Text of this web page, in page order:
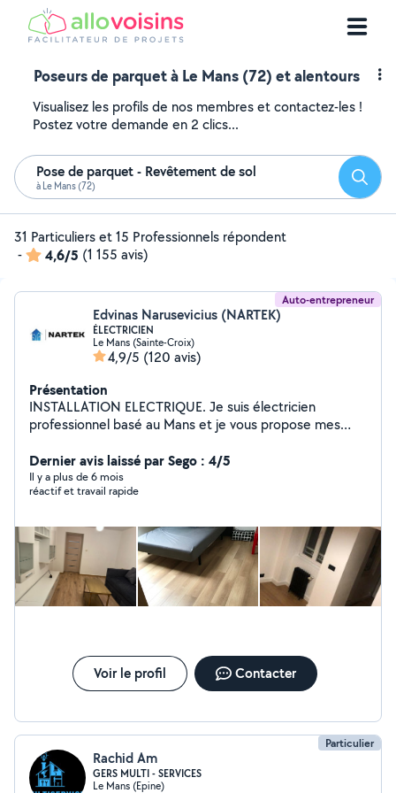
Poseurs de parquet à Le Mans (72) et alentours
Visualisez les profils de nos membres et contactez-les !
Postez votre demande en 2 clics...
Pose de parquet - Revêtement de sol
à Le Mans (72)
31 Particuliers et 15 Professionnels répondent
-
4,6/5 (1 155 avis)
Auto-entrepreneur
Edvinas Narusevicius (NARTEK)
ÉLECTRICIEN
Le Mans (Sainte-Croix)
4,9/5 (120 avis)
Présentation
INSTALLATION ELECTRIQUE. Je suis électricien
professionnel basé au Mans et je vous propose mes
sécurité et avec un excellent rapport qualité/prix.
Dernier avis laissé par Sego : 4/5
Il y a plus de 6 mois
réactif et travail rapide
Voir le profil Contacter
Particulier
Rachid Am
GERS MULTI - SERVICES
Le Mans (Epine)